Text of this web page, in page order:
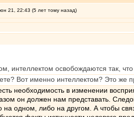
21, 22:43 (5 лет тому назад)
интеллектом освобождаются так,
Вот именно интеллектом? Это же
необходимость в изменении
он должен нам представать.
на одном, либо на другом. А чтобы